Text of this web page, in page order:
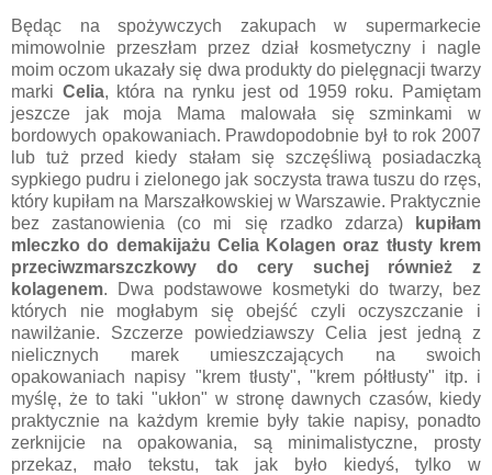
Będąc na spożywczych zakupach w supermarkecie
mimowolnie przeszłam przez dział kosmetyczny i nagle
moim oczom ukazały się dwa produkty do pielęgnacji twarzy
marki Celia, która na rynku jest od 1959 roku. Pamiętam
jeszcze jak moja Mama malowała się szminkami w
bordowych opakowaniach. Prawdopodobnie był to rok 2007
lub tuż przed kiedy stałam się szczęśliwą posiadaczką
sypkiego pudru i zielonego jak soczysta trawa tuszu do rzęs,
który kupiłam na Marszałkowskiej w Warszawie. Praktycznie
bez zastanowienia (co mi się rzadko zdarza)
kupiłam
mleczko do demakijażu Celia Kolagen oraz tłusty krem
przeciwzmarszczkowy do cery suchej również z
kolagenem. Dwa podstawowe kosmetyki do twarzy, bez
których nie mogłabym się obejść czyli oczyszczanie i
nawilżanie. Szczerze powiedziawszy Celia jest jedną z
nielicznych marek umieszczających na swoich
opakowaniach napisy "krem tłusty", "krem półtłusty" itp. i
myślę, że to taki "ukłon" w stronę dawnych czasów, kiedy
praktycznie na każdym kremie były takie napisy, ponadto
zerknijcie na opakowania, są minimalistyczne, prosty
przekaz, mało tekstu, tak jak było kiedyś, tylko w